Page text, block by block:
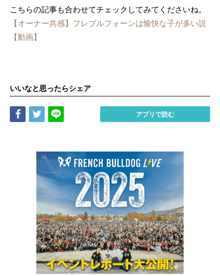
こちらの記事も合わせてチェックしてみてくださいね。
【オーナー共感】フレブルフォーンは愉快な子が多い説
【動画】
いいなと思ったらシェア
Share Tweet アプリで読む